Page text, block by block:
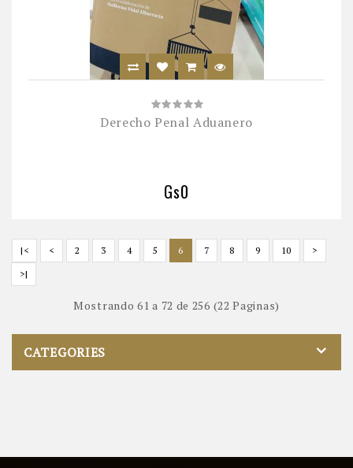
Derecho Penal Aduanero
Gs0
|< < 2 3 4 5 6 7 8 9 10
>
>|
Mostrando 61 a 72 de 256 (22 Paginas)
CATEGORIES